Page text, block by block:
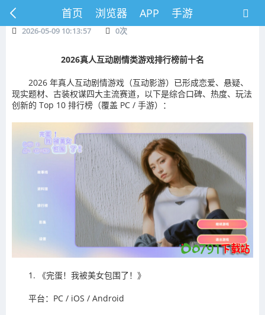
首页 浏览器 APP 手游
2026-05-09 10:13:57 0次
2026真人互动剧情类游戏排行榜前十名
2026 年真人互动剧情游戏（互动影游）已形成恋爱、悬疑、
现实题材、古装权谋四大主流赛道，以下是综合口碑、热度、玩法
创新的 Top 10 排行榜（覆盖 PC / 手游）：
1. 《完蛋！我被美女包围了！》
平台：PC / iOS / Android